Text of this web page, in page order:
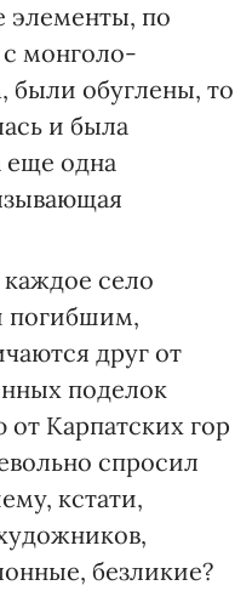
элементы, по
монголо-
были обуглены, то
и была
еще одна
село
погибшим,
друг от
поделок
Карпатских гор
спросил
кстати,
безликие?